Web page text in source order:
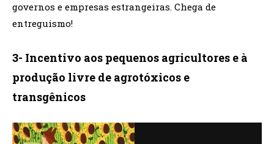
governos e empresas estrangeiras. Chega de
entreguismo!
3- Incentivo aos pequenos agricultores e à
produção livre de agrotóxicos e
transgênicos